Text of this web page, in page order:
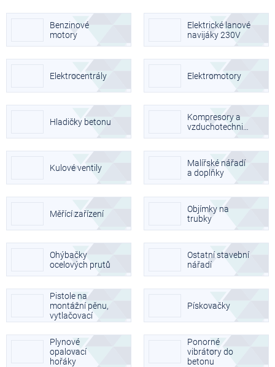
Benzinové
motory
Elektrické lanové
navijáky 230V
Elektrocentrály Elektromotory
Hladičky betonu
Kompresory a
Kulové ventily
Malířské nářadí
a doplňky
Měřící zařízení
Objímky na
trubky
Ohýbačky
ocelových prutů
Ostatní stavební
nářadí
Pistole na
montážní pěnu,
vytlačovací
pistole na silikon
Pískovačky
Plynové
opalovací
hořáky
Ponorné
vibrátory do
betonu